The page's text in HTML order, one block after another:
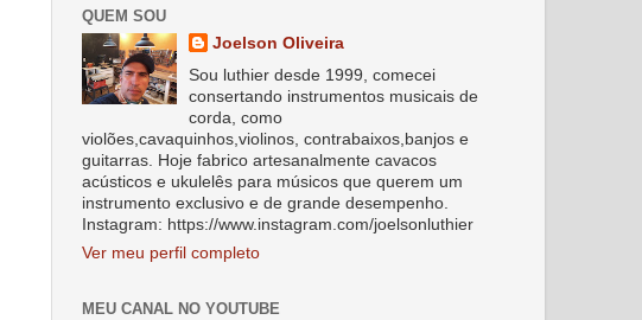
QUEM SOU
Joelson Oliveira
Sou luthier desde 1999, comecei
consertando instrumentos musicais de
corda, como
violões,cavaquinhos,violinos, contrabaixos,banjos e
guitarras. Hoje fabrico artesanalmente cavacos
acústicos e ukulelês para músicos que querem um
instrumento exclusivo e de grande desempenho.
Instagram: https://www.instagram.com/joelsonluthier
Ver meu perfil completo
MEU CANAL NO YOUTUBE